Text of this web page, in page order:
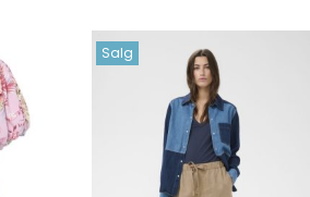
Salg